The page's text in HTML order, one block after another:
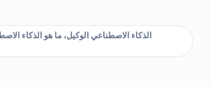
الذكاء الاصطناعي الوكيل، ما هو الذكاء